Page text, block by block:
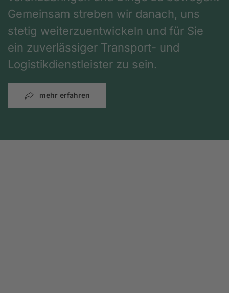
Gemeinsam streben wir danach, uns
stetig weiterzuentwickeln und für Sie
ein zuverlässiger Transport- und
Logistikdienstleister zu sein.
mehr erfahren